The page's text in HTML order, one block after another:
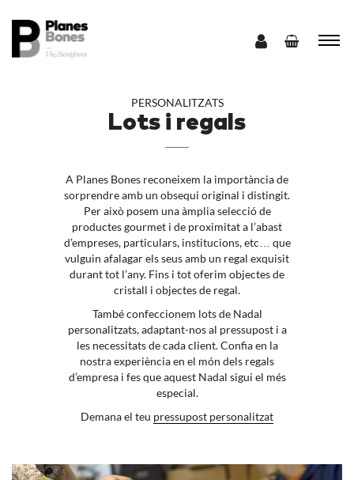
PERSONALITZATS
Lots i regals
A Planes Bones reconeixem la importància de
sorprendre amb un obsequi original i distingit.
Per això posem una àmplia selecció de
productes gourmet i de proximitat a l’abast
d’empreses, particulars, institucions, etc… que
vulguin afalagar els seus amb un regal exquisit
durant tot l’any. Fins i tot oferim objectes de
cristall i objectes de regal.
També confeccionem lots de Nadal
personalitzats, adaptant-nos al pressupost i a
les necessitats de cada client. Confia en la
nostra experiència en el món dels regals
d’empresa i fes que aquest Nadal sigui el més
especial.
Demana el teu pressupost personalitzat